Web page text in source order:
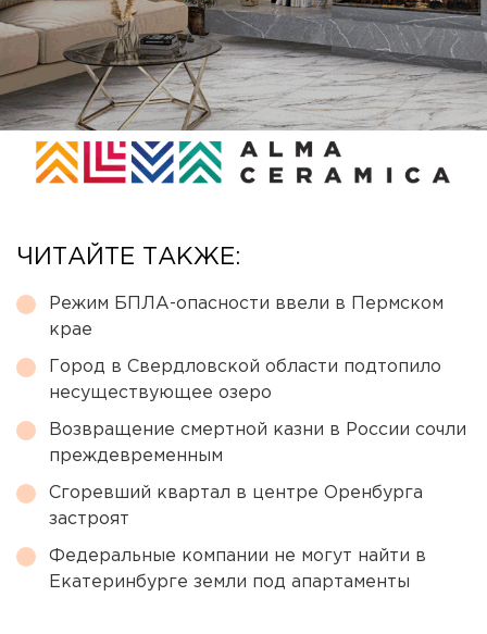
ЧИТАЙТЕ ТАКЖЕ:
Режим БПЛА-опасности ввели в Пермском
крае
Город в Свердловской области подтопило
несуществующее озеро
Возвращение смертной казни в России сочли
преждевременным
Сгоревший квартал в центре Оренбурга
застроят
Федеральные компании не могут найти в
Екатеринбурге земли под апартаменты